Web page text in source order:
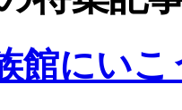
館にいこ